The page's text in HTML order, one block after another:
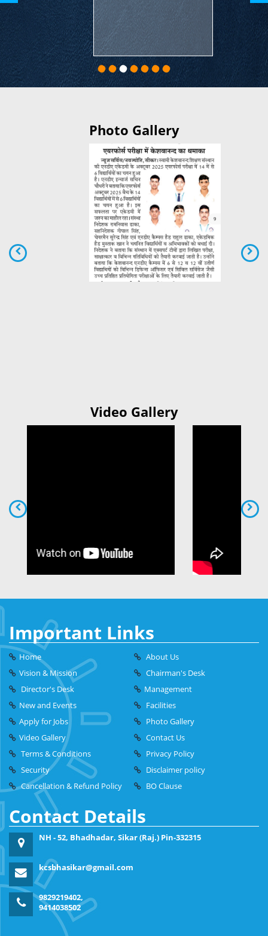
Photo Gallery
Video Gallery
Important Links
Home
About Us
Vision & Mission
Chairman's Desk
Director's Desk
Management
New and Events
Facilities
Apply for Jobs
Photo Gallery
Video Gallery
Contact Us
Terms & Conditions
Privacy Policy
Security
Disclaimer policy
Cancellation & Refund Policy
BO Clause
Contact Details
NH - 52, Bhadhadar, Sikar (Raj.) Pin-332315
kcsbhasikar@gmail.com
9829219402,
9414038502